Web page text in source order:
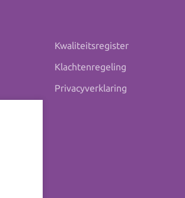
Kwaliteitsregister
Klachtenregeling
Privacyverklaring